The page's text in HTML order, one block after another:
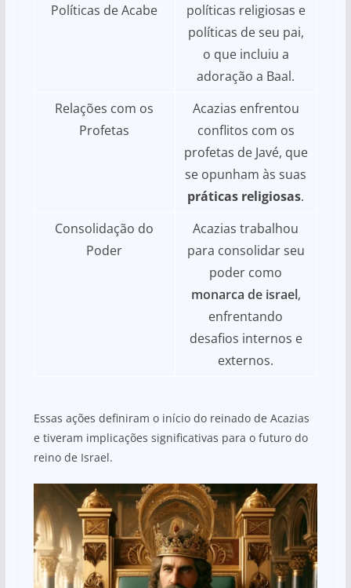
Políticas de Acabe
políticas religiosas e
políticas de seu pai,
o que incluiu a
adoração a Baal.
Relações com os
Profetas
Acazias enfrentou
conflitos com os
profetas de Javé, que
se opunham às suas
práticas religiosas.
Consolidação do
Poder
Acazias trabalhou
para consolidar seu
poder como
monarca de israel,
enfrentando
desafios internos e
externos.
Essas ações definiram o início do reinado de Acazias
e tiveram implicações significativas para o futuro do
reino de Israel.